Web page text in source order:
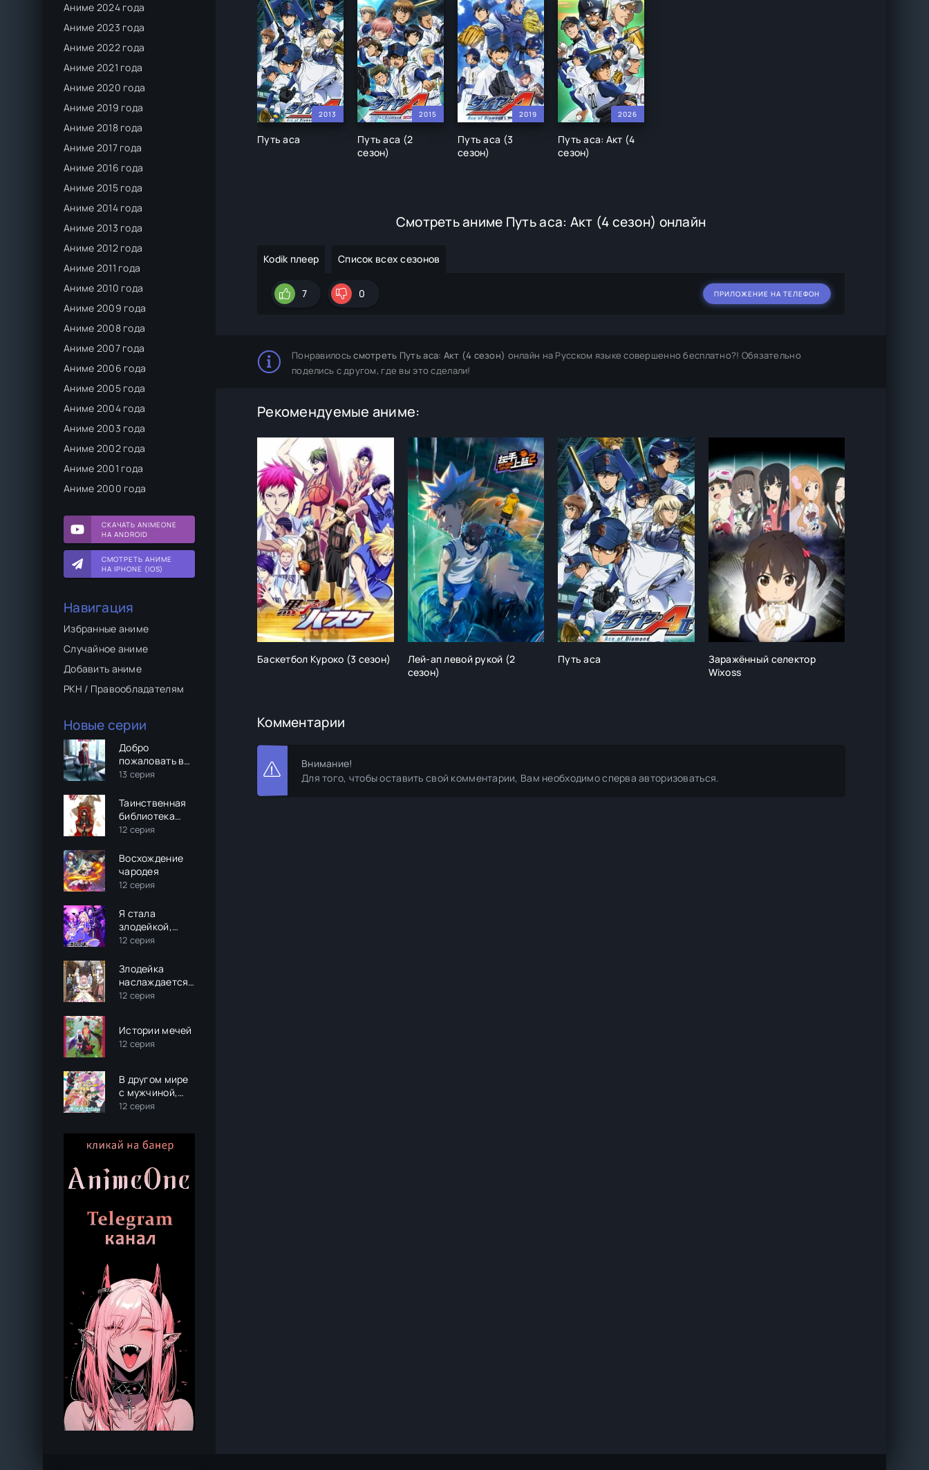
Аниме 2024 года
Аниме 2023 года
Аниме 2022 года
Аниме 2021 года
Аниме 2020 года
Аниме 2019 года
Аниме 2018 года
Аниме 2017 года
Аниме 2016 года
Аниме 2015 года
Аниме 2014 года
Аниме 2013 года
Аниме 2012 года
Аниме 2011 года
Аниме 2010 года
Аниме 2009 года
Аниме 2008 года
Аниме 2007 года
Аниме 2006 года
Аниме 2005 года
Аниме 2004 года
Аниме 2003 года
Аниме 2002 года
Аниме 2001 года
Аниме 2000 года
СКАЧАТЬ ANIMEONE
НА ANDROID
СМОТРЕТЬ АНИМЕ
НА IPHONE (IOS)
Навигация
Избранные аниме
Случайное аниме
Добавить аниме
РКН / Правообладателям
Новые серии
Добро
пожаловать в
класс
(2 сезон)
13 серия
Таинственная
библиотека
Данталиан
12 серия
Восхождение
чародея
12 серия
Я стала
злодейкой,
поэтому мне
заарканить
последнего
босса
12 серия
Злодейка
наслаждается
своей седьмой
свободолюбивой
невесты во
стране
12 серия
Истории мечей
12 серия
В другом мире
с мужчиной,
обратившимся
12 серия
2013
Путь аса
2015
Путь аса (2
сезон)
2019
Путь аса (3
сезон)
2026
Путь аса: Акт (4
сезон)
Смотреть аниме Путь аса: Акт (4 сезон) онлайн
Kodik плеер Список всех сезонов
7 0 ПРИЛОЖЕНИЕ НА ТЕЛЕФОН
Понравилосьсмотреть Путь аса: Акт (4 сезон) онлайн на Русском языке совершенно бесплатно?! Обязательно
поделись с другом, где вы это сделали!
Рекомендуемые аниме:
Баскетбол Куроко (3 сезон)
Лей-ап левой рукой (2
сезон)
Путь аса
Заражённый селектор
Wixoss
Комментарии
Внимание!
Для того, чтобы оставить свой комментарии, Вам необходимо сперва авторизоваться.